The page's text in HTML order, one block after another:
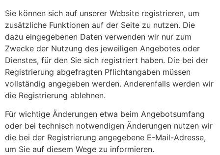
Sie können sich auf unserer Website registrieren, um
zusätzliche Funktionen auf der Seite zu nutzen. Die
dazu eingegebenen Daten verwenden wir nur zum
Zwecke der Nutzung des jeweiligen Angebotes oder
Dienstes, für den Sie sich registriert haben. Die bei der
Registrierung abgefragten Pflichtangaben müssen
vollständig angegeben werden. Anderenfalls werden wir
die Registrierung ablehnen.
Für wichtige Änderungen etwa beim Angebotsumfang
oder bei technisch notwendigen Änderungen nutzen wir
die bei der Registrierung angegebene E-Mail-Adresse,
um Sie auf diesem Wege zu informieren.